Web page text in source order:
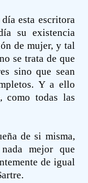
esta escritora
su existencia
de mujer, y tal
se trata de que
sino que sean
Y a ello
como todas las
de si misma,
mejor que
de igual